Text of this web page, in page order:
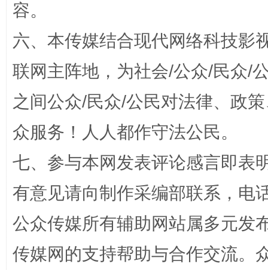
完善运行机制助力责任有效落实
容。
六、本传媒结合现代网络科技影
联网主阵地，为社会/公众/民众/
之间公众/民众/公民对法律、政
众服务！人人都作守法公民。
七、参与本网发表评论感言即表
有意见请向制作采编部联系，电
公众传媒所有辅助网站属多元发
传媒网的支持帮助与合作交流。